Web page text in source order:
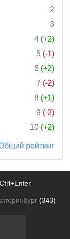
2
3
4 (+2)
5 (-1)
6 (+2)
7 (-2)
8 (+1)
9 (-2)
10 (+2)
рейтинг
Ctrl+Enter
(343)